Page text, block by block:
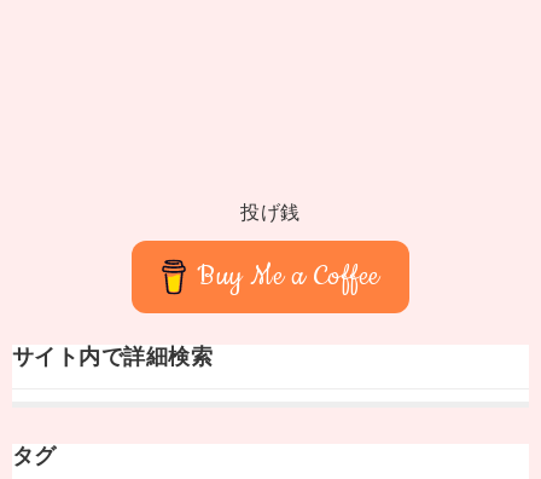
投げ銭
Buy Me a Coffee
サイト内で詳細検索
タグ